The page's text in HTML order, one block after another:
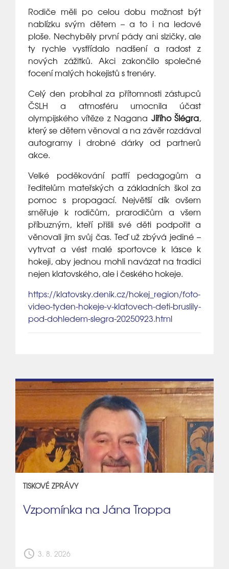
Rodiče měli po celou dobu možnost být
nablízku svým dětem – a to i na ledové
ploše. Nechyběly první pády ani slzičky, ale
ty rychle vystřídalo nadšení a radost z
nových zážitků. Akci zakončilo společné
focení malých hokejistů s trenéry.
Celý den probíhal za přítomnosti zástupců
ČSLH a atmosféru umocnila účast
olympijského vítěze z Nagana Jiřího Šlégra,
který se dětem věnoval a na závěr rozdával
autogramy i drobné dárky od partnerů
akce.
Velké poděkování patří pedagogům a
ředitelům mateřských a základních škol za
pomoc s propagací. Největší dík ovšem
směřuje k rodičům, prarodičům a všem
příbuzným, kteří přišli své děti podpořit a
věnovali jim svůj čas. Teď už zbývá jediné –
vytrvat a vést malé sportovce k lásce k
hokeji, aby jednou mohli navázat na tradici
nejen klatovského, ale i českého hokeje.
https://klatovsky.denik.cz/hokej_region/foto-
video-tyden-hokeje-v-klatovech-deti-bruslily-
pod-dohledem-slegra-20250923.html
TISKOVÉ ZPRÁVY
Vzpomínka na Jána Troppa
schedule 3. 8. 2026